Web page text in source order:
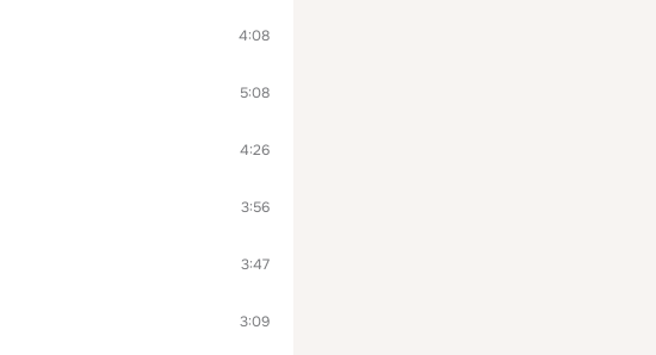
4:08
5:08
4:26
3:56
3:47
3:09